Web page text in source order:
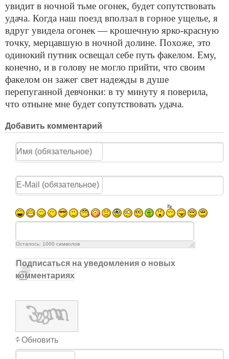
увидит в ночной тьме огонек, будет сопутствовать
удача. Когда наш поезд вползал в горное ущелье, я
вдруг увидела огонек — крошечную ярко-красную
точку, мерцавшую в ночной долине. Похоже, это
одинокий путник освещал себе путь факелом. Ему,
конечно, и в голову не могло прийти, что своим
факелом он зажег свет надежды в душе
перепуганной девчонки: в ту минуту я поверила,
что отныне мне будет сопутствовать удача.
Добавить комментарий
Осталось: 1000 символов
Подписаться на уведомления о новых
комментариях
Обновить